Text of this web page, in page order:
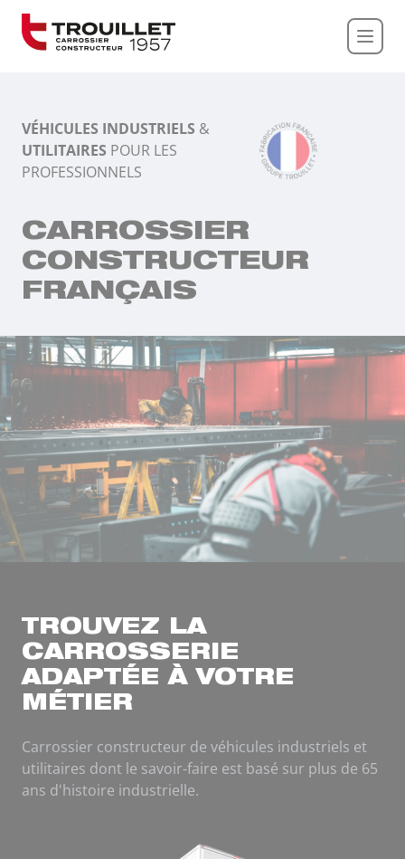
VÉHICULES INDUSTRIELS &
UTILITAIRES POUR LES
PROFESSIONNELS
CARROSSIER
CONSTRUCTEUR
FRANÇAIS
TROUVEZ LA
CARROSSERIE
ADAPTÉE À VOTRE
MÉTIER
Carrossier constructeur de véhicules industriels et
utilitaires dont le savoir-faire est basé sur plus de 65
ans d'histoire industrielle.
Panneau de gestion des cookies